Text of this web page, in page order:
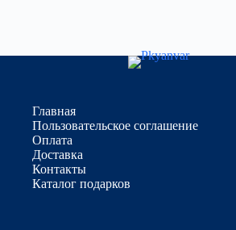
Главная
Пользовательское соглашение
Оплата
Доставка
Контакты
Каталог подарков